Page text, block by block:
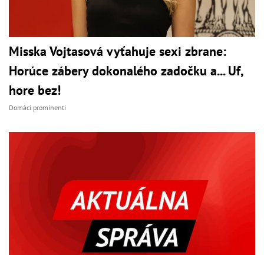
Misska Vojtasová vyťahuje sexi zbrane:
Horúce zábery dokonalého zadočku a... Uf,
hore bez!
Domáci prominenti